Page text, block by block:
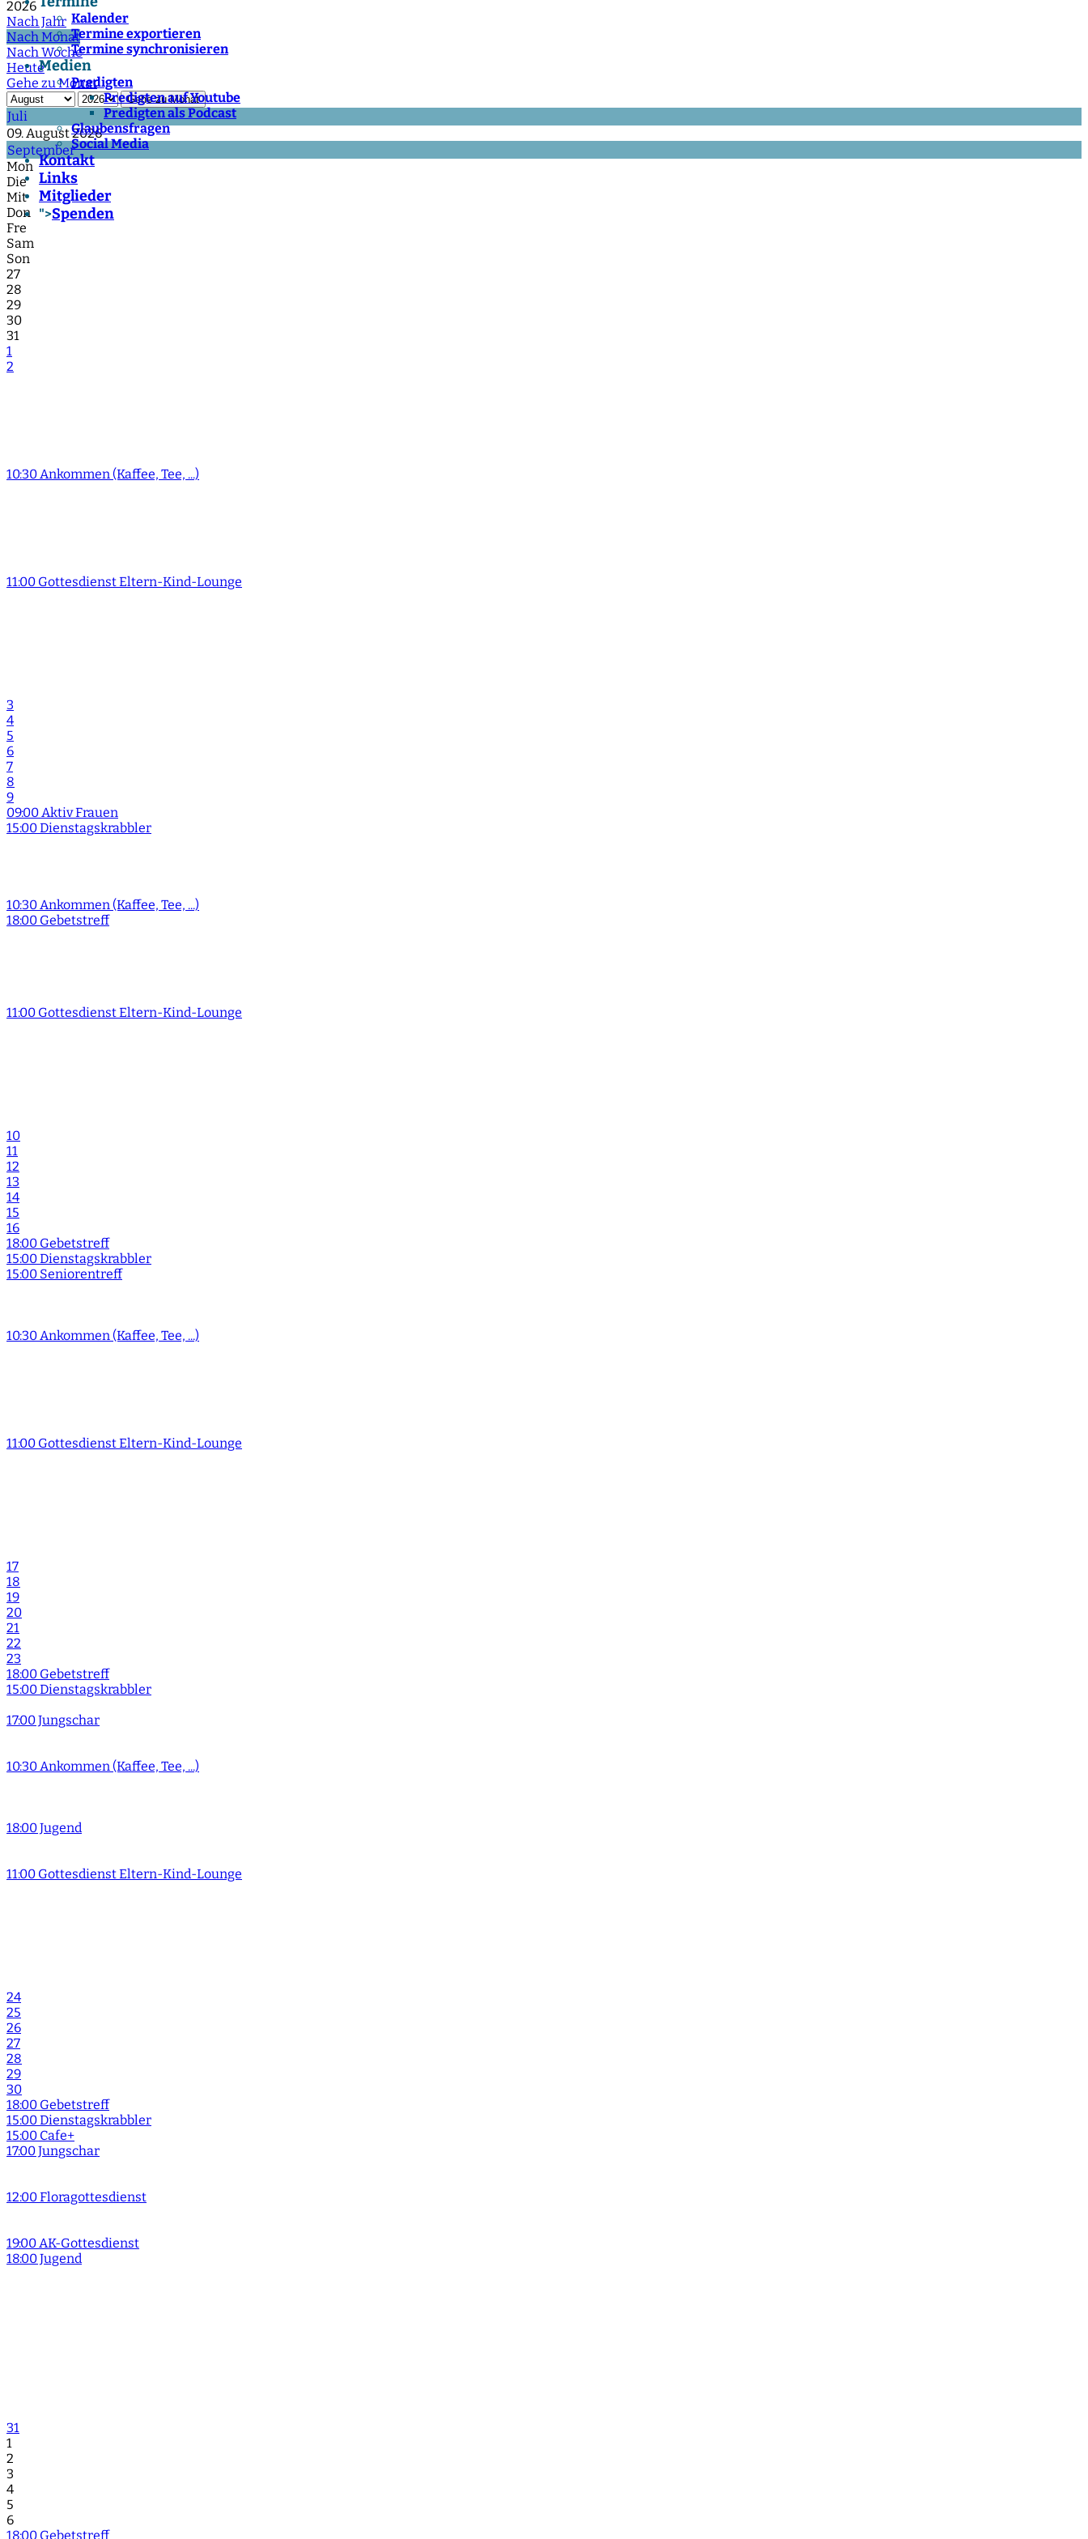
Kalender
Termine exportieren
Termine synchronisieren
Medien
Predigten
Predigten auf Youtube
Predigten als Podcast
Glaubensfragen
Social Media
Kontakt
Links
Mitglieder
">Spenden
2026
Nach Jahr
Nach Monat
Nach Woche
Heute
Gehe zu Monat
Gehe zu Monat
Juli
09. August 2026
September
Mon
Die
Mit
Don
Fre
Sam
Son
27
28
29
30
31
1
2
10:30 Ankommen (Kaffee, Tee, ...)
11:00 Gottesdienst Eltern-Kind-Lounge
3
4
5
6
7
8
9
09:00 Aktiv Frauen
15:00 Dienstagskrabbler
10:30 Ankommen (Kaffee, Tee, ...)
18:00 Gebetstreff
11:00 Gottesdienst Eltern-Kind-Lounge
10
11
12
13
14
15
16
18:00 Gebetstreff
15:00 Dienstagskrabbler
15:00 Seniorentreff
10:30 Ankommen (Kaffee, Tee, ...)
11:00 Gottesdienst Eltern-Kind-Lounge
17
18
19
20
21
22
23
18:00 Gebetstreff
15:00 Dienstagskrabbler
17:00 Jungschar
10:30 Ankommen (Kaffee, Tee, ...)
18:00 Jugend
11:00 Gottesdienst Eltern-Kind-Lounge
24
25
26
27
28
29
30
18:00 Gebetstreff
15:00 Dienstagskrabbler
15:00 Cafe+
17:00 Jungschar
12:00 Floragottesdienst
19:00 AK-Gottesdienst
18:00 Jugend
31
1
2
3
4
5
6
18:00 Gebetstreff